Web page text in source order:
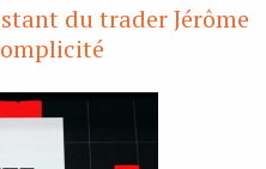
du trader Jérôme